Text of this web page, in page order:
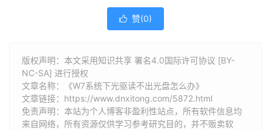
 赞(0)
版权声明：本文采用知识共享 署名4.0国际许可协议 [BY-
NC-SA] 进行授权
文章名称：《W7系统下光驱读不出光盘怎么办》
文章链接： https://www.dnxitong.com/5872.html
免责声明：本站为个人博客非盈利性站点，所有软件信息均
来自网络，所有资源仅供学习参考研究目的，并不贩卖软